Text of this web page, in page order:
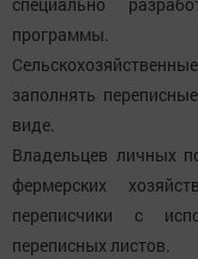
специально
программы.
заполнять
виде.
Владельцев личных
фермерских
переписчики с
переписных листов.